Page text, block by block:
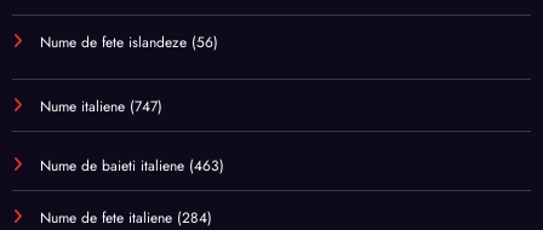
Nume de fete islandeze (56)
Nume italiene (747)
Nume de baieti italiene (463)
Nume de fete italiene (284)